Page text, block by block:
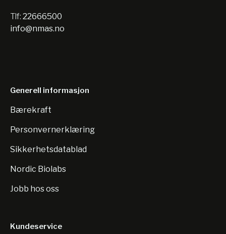
Tlf: 22666500
info@nmas.no
Generell informasjon
Bærekraft
Personvernerklæring
Sikkerhetsdatablad
Nordic Biolabs
Jobb hos oss
Kundeservice